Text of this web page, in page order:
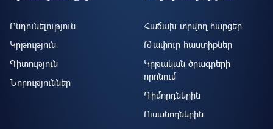
Ընդունելություն
Կրթություն
Գիտություն
Նորություններ
Հաճախ տրվող հարցեր
Թափուր հաստիքներ
Կրթական ծրագրերի
որոնում
Դիմորդներին
Ուսանողներին